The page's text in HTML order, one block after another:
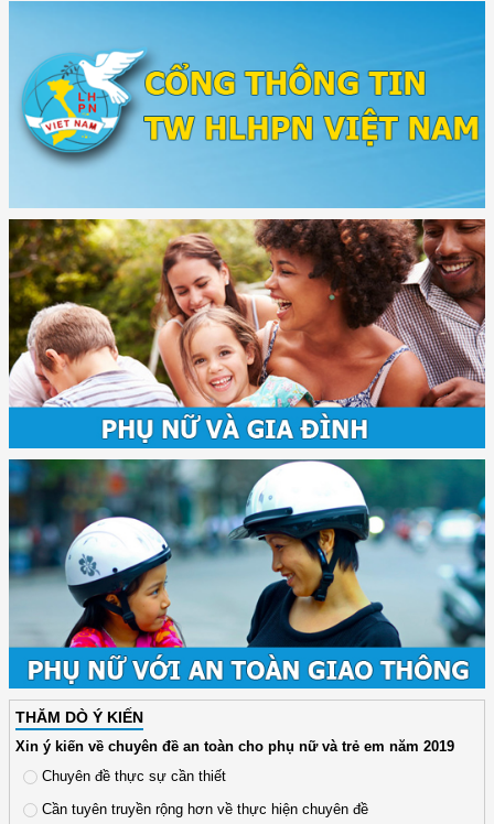
THĂM DÒ Ý KIẾN
Xin ý kiến về chuyên đề an toàn cho phụ nữ và trẻ em năm 2019
Chuyên đề thực sự cần thiết
Cần tuyên truyền rộng hơn về thực hiện chuyên đề